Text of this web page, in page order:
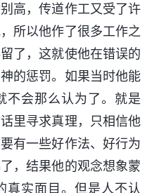
高，传道作工又受了许
所以他作了很多工作之
了，这就使他在错误的
的惩罚。如果当时他能
不会那么认为了。就是
里寻求真理，只相信他
有一些好作法、好行为
，结果他的观念想象蒙
真实面目。但是人不认